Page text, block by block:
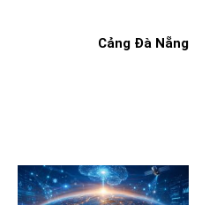
Cảng Đà Nẵng